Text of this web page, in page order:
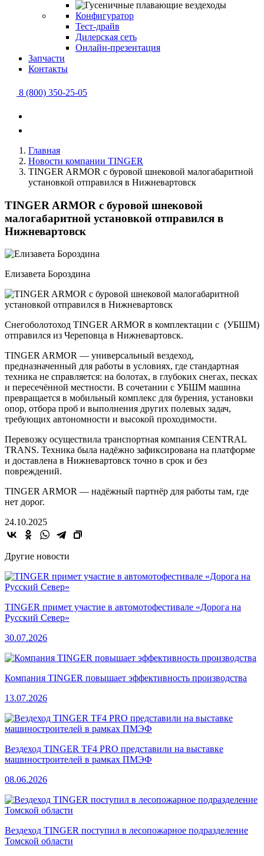
Конфигуратор
Тест-драйв
Дилерская сеть
Онлайн-презентация
Запчасти
Контакты
8 (800) 350-25-05
Главная
Новости компании TINGER
TINGER ARMOR с буровой шнековой малогабаритной
установкой отправился в Нижневартовск
TINGER ARMOR с буровой шнековой
малогабаритной установкой отправился в
Нижневартовск
Елизавета Бороздина
Снегоболотоход TINGER ARMOR в комплектации с (УБШМ)
отправился из Череповца в Нижневартовск.
TINGER ARMOR — универсальный вездеход,
предназначенный для работы в условиях, где стандартная
техника не справляется: на болотах, в глубоких снегах, песках
и пересечённой местности. В сочетании с УБШМ машина
превращается в мобильный комплекс для бурения, установки
опор, отбора проб и выполнения других полевых задач,
требующих автономности и высокой проходимости.
Перевозку осуществила транспортная компания CENTRAL
TRANS. Техника была надёжно зафиксирована на платформе
и доставлена в Нижневартовск точно в срок и без
повреждений.
TINGER ARMOR — надёжный партнёр для работы там, где
нет дорог.
24.10.2025
Другие новости
TINGER примет участие в автомотофестивале «Дорога на
Русский Север»
30.07.2026
Компания TINGER повышает эффективность производства
13.07.2026
Вездеход TINGER TF4 PRO представили на выставке
машиностроителей в рамках ПМЭФ
08.06.2026
Вездеход TINGER поступил в лесопожарное подразделение
Томской области